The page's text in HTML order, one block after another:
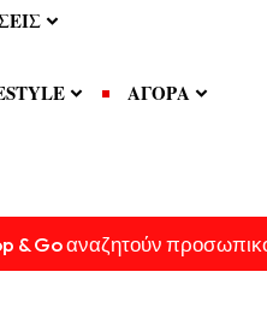
ΑΓΟΡΑ
& Go αναζητούν